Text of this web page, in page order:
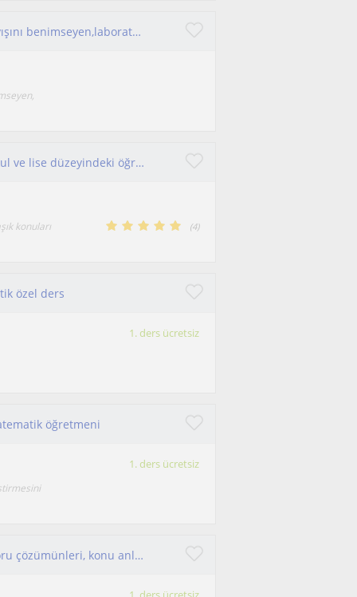
Fizik eğitiminde öğrenci merkezli öğretim anlayışını benimseyen,laboratuvar uygulamalarına önem veren ve TYT-AYT hazırlık
Selçuk Üniversitesi öğrencisiyim; ilkokul, ortaokul ve lise düzeyindeki öğrencilere analitik ve eğlenceli özel dersler veriyorum.
konuları
(4)
özel ders
1. ders ücretsiz
öğretmeni
1. ders ücretsiz
LGS öğrencileri özellikle matematik alanında soru çözümünleri, konu anlatımı